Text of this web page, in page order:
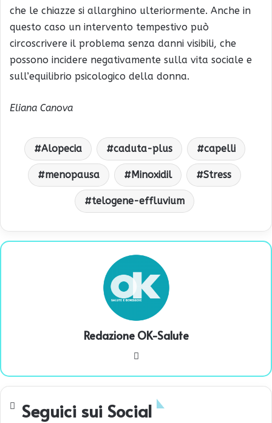
che le chiazze si allarghino ulteriormente. Anche in
questo caso un intervento tempestivo può
circoscrivere il problema senza danni visibili, che
possono incidere negativamente sulla vita sociale e
sull’equilibrio psicologico della donna.
Eliana Canova
Alopecia caduta-plus capelli
menopausa Minoxidil Stress
telogene-effluvium
Redazione OK-Salute
te
Seguici sui Social